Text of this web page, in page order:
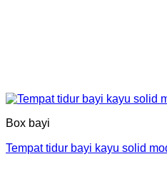
Box bayi
Tempat tidur bayi kayu solid